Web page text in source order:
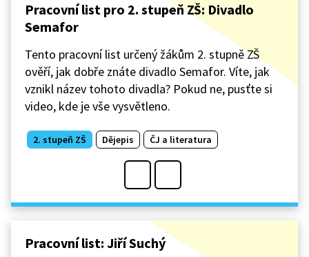
Pracovní list pro 2. stupeň ZŠ: Divadlo
Semafor
Tento pracovní list určený žákům 2. stupně ZŠ
ověří, jak dobře znáte divadlo Semafor. Víte, jak
vznikl název tohoto divadla? Pokud ne, pusťte si
video, kde je vše vysvětleno.
2. stupeň ZŠ Dějepis ČJ a literatura
Pracovní list: Jiří Suchý